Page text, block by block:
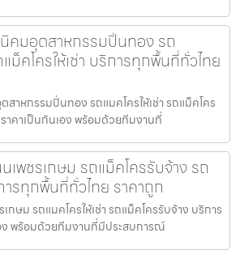
คมอุตสาหกรรมปิ่นทอง รถ
ม็คโครให้เช่า บริการทุกพื้นที่ทั่วไทย
าหกรรมปิ่นทอง รถแมคโครให้เช่า รถแม็คโคร
าคาเป็นกันเอง พร้อมด้วยทีมงานที่
เพชรเกษม รถแม็คโครรับจ้าง รถ
ารทุกพื้นที่ทั่วไทย ราคาถูก
เกษม รถแมคโครให้เช่า รถแม็คโครรับจ้าง บริการ
ง พร้อมด้วยทีมงานที่มีประสบการณ์